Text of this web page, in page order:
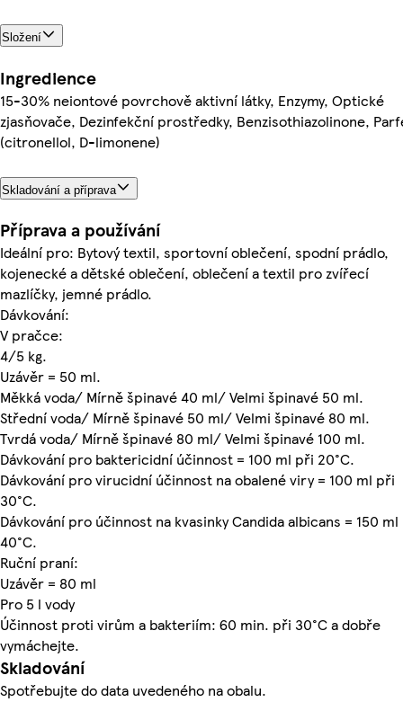
Složení
Ingredience
15-30% neiontové povrchově aktivní látky, Enzymy, Optické
zjasňovače, Dezinfekční prostředky, Benzisothiazolinone,
(citronellol, D-limonene)
Skladování a příprava
Příprava a používání
Ideální pro: Bytový textil, sportovní oblečení, spodní prádlo,
kojenecké a dětské oblečení, oblečení a textil pro zvířecí
mazlíčky, jemné prádlo.
Dávkování:
V pračce:
4/5 kg.
Uzávěr = 50 ml.
Měkká voda/ Mírně špinavé 40 ml/ Velmi špinavé 50 ml.
Střední voda/ Mírně špinavé 50 ml/ Velmi špinavé 80 ml.
Tvrdá voda/ Mírně špinavé 80 ml/ Velmi špinavé 100 ml.
Dávkování pro baktericidní účinnost = 100 ml při 20°C.
Dávkování pro virucidní účinnost na obalené viry = 100 ml při
30°C.
Dávkování pro účinnost na kvasinky Candida albicans = 150
40°C.
Ruční praní:
Uzávěr = 80 ml
Pro 5 l vody
Účinnost proti virům a bakteriím: 60 min. při 30°C a dobře
vymáchejte.
Skladování
Spotřebujte do data uvedeného na obalu.